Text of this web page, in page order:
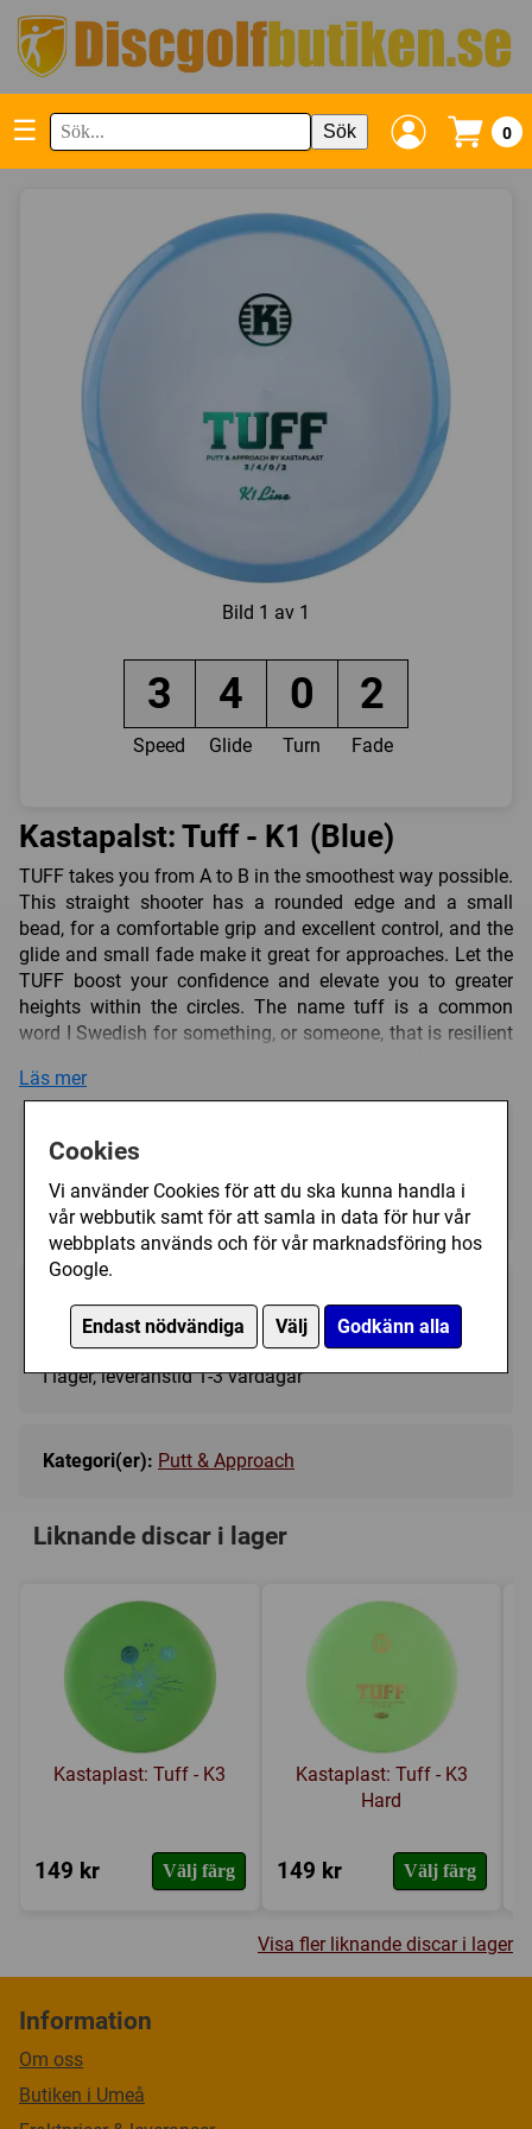
Cookies
Vi använder Cookies för att du ska kunna handla i
vår webbutik samt för att samla in data för hur vår
webbplats används och för vår marknadsföring hos
Google.
Endast nödvändiga Välj Godkänn alla
☰ Sök 0
Bild 1 av 1
3 4 0 2
Speed Glide Turn Fade
Kastapalst: Tuff - K1 (Blue)
TUFF takes you from A to B in the smoothest way possible.
This straight shooter has a rounded edge and a small
bead, for a comfortable grip and excellent control, and the
glide and small fade make it great for approaches. Let the
TUFF boost your confidence and elevate you to greater
heights within the circles. The name tuff is a common
word I Swedish for something, or someone, that is resilient
the perfect name on a disc that will match the confidence
contender to claim the putter pouch!
Trycket på discen kan variera i färg och form.
Läs mer
Välj färg:
Blue - I lager ▼
209 kr Köp
I lager, leveranstid 1-3 vardagar
Kategori(er): Putt & Approach
Liknande discar i lager
Kastaplast: Tuff - K3
149 kr Välj färg
Kastaplast: Tuff - K3
Hard
149 kr Välj färg
Visa fler liknande discar i lager
Information
Om oss
Butiken i Umeå